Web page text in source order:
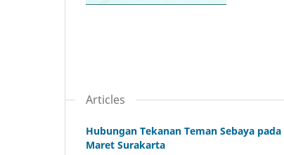
Articles
Hubungan Tekanan Teman Sebaya
Maret Surakarta